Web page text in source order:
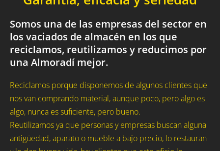
Somos una de las empresas del sector en
los vaciados de almacén en los que
reciclamos, reutilizamos y reducimos por
una Almoradí mejor.
Reciclamos porque disponemos de algunos clientes que
nos van comprando material, aunque poco, pero algo es
algo, nunca es suficiente, pero bueno.
Reutilizamos ya que personas y empresas buscan alguna
antigüedad, aparato o mueble a bajo precio, lo restauran